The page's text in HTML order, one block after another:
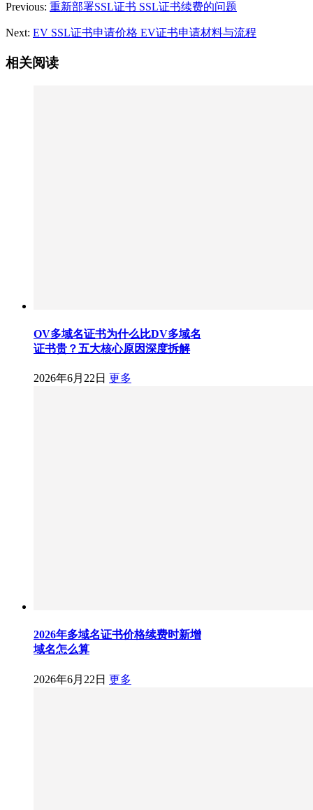
Previous: 重新部署SSL证书 SSL证书续费的问题
Next: EV SSL证书申请价格 EV证书申请材料与流程
相关阅读
OV多域名证书为什么比DV多域名
证书贵？五大核心原因深度拆解
2026年6月22日 更多
2026年多域名证书价格续费时新增
域名怎么算
2026年6月22日 更多